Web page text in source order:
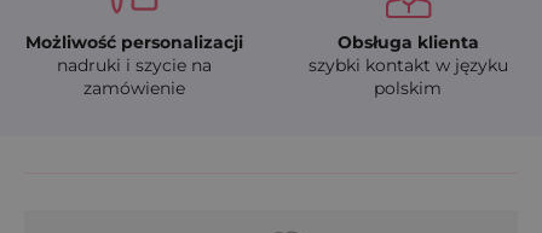
Możliwość personalizacji
nadruki i szycie na
zamówienie
Obsługa klienta
szybki kontakt w języku
polskim